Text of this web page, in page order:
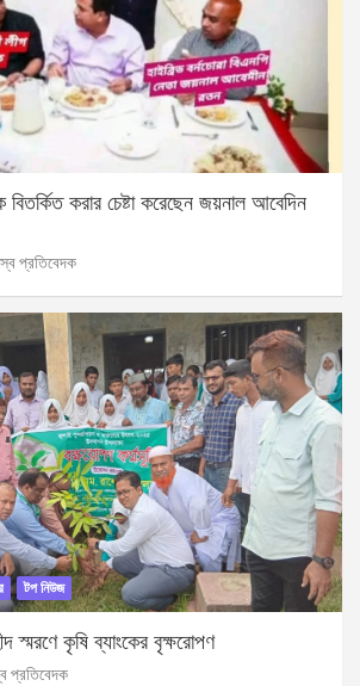
বিতর্কিত করার চেষ্টা করেছেন জয়নাল আবেদিন
প্রতিবেদক
টপ নিউজ
স্মরণে কৃষি ব্যাংকের বৃক্ষরোপণ
প্রতিবেদক